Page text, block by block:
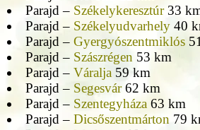
Parajd – Székelykeresztúr33
Parajd – Székelyudvarhely40
Parajd – Gyergyószentmiklós
Parajd – Szászrégen 53 km
Parajd – Váralja59 km
Parajd – Segesvár62 km
Parajd – Szentegyháza63 km
Parajd – Dicsőszentmárton 79